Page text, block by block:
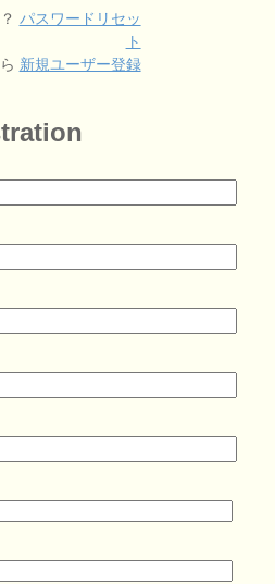
パスワードリセッ
ト
新規ユーザー登録